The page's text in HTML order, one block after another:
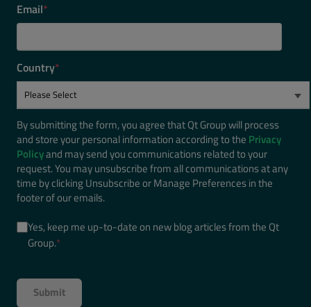
Email*
Country*
By submitting the form, you agree that Qt Group will process
and store your personal information according to the Privacy
Policyand may send you communications related to your
request. You may unsubscribe from all communications at any
time by clicking Unsubscribe or Manage Preferences in the
footer of our emails.
Yes, keep me up-to-date on new blog articles from the Qt
Group.*